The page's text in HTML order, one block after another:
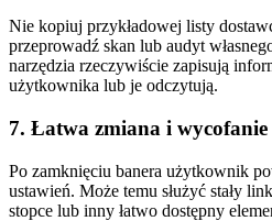
Nie kopiuj przykładowej listy
przeprowadź skan lub audyt
narzędzia rzeczywiście zapisują
użytkownika lub je odczytują.
7. Łatwa zmiana i wycofanie
Po zamknięciu banera użytkownik
ustawień. Może temu służyć stały
stopce lub inny łatwo dostępny